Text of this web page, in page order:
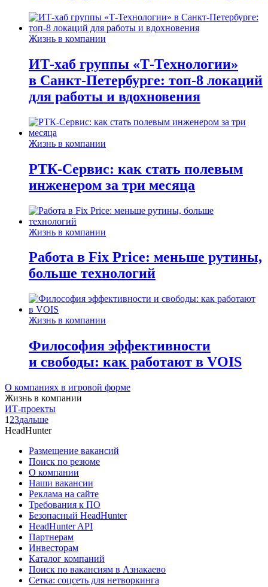
Жизнь в компании
ИТ-хаб группы «Т-Технологии»
в Санкт-Петербурге: топ-8 локаций
для работы и вдохновения
Жизнь в компании
РТК-Сервис: как стать полевым
инженером за три месяца
Жизнь в компании
Работа в Fix Price: меньше рутины,
больше технологий
Жизнь в компании
Философия эффективности
и свободы: как работают в VOIS
О компаниях в игровой форме
Жизнь в компании
ИТ-проекты
1 23дальше
HeadHunter
Размещение вакансий
Поиск по резюме
О компании
Наши вакансии
Реклама на сайте
Требования к ПО
Безопасный HeadHunter
HeadHunter API
Партнерам
Инвесторам
Каталог компаний
Поиск по вакансиям в Азнакаево
Сетка: соцсеть для нетворкинга